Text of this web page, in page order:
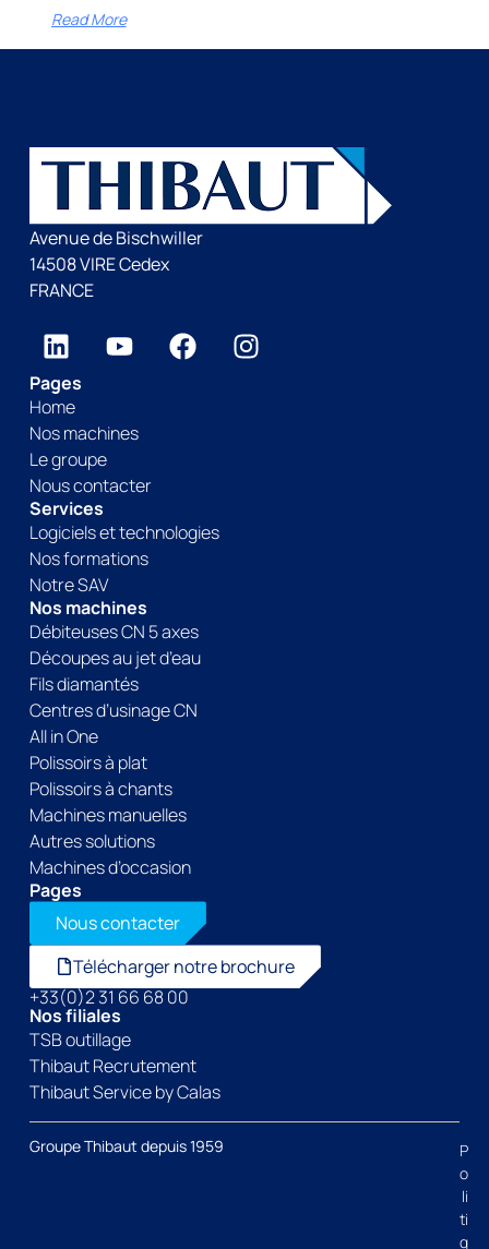
Read More
Avenue de Bischwiller
14508 VIRE Cedex
FRANCE
Pages
Home
Nos machines
Le groupe
Nous contacter
Services
Logiciels et technologies
Nos formations
Notre SAV
Nos machines
Débiteuses CN 5 axes
Découpes au jet d’eau
Fils diamantés
Centres d’usinage CN
All in One
Polissoirs à plat
Polissoirs à chants
Machines manuelles
Autres solutions
Machines d’occasion
Pages
Nous contacter
Télécharger notre brochure
+33(0)2 31 66 68 00
Nos filiales
TSB outillage
Thibaut Recrutement
Thibaut Service by Calas
Groupe Thibaut depuis 1959
P
o
li
ti
q